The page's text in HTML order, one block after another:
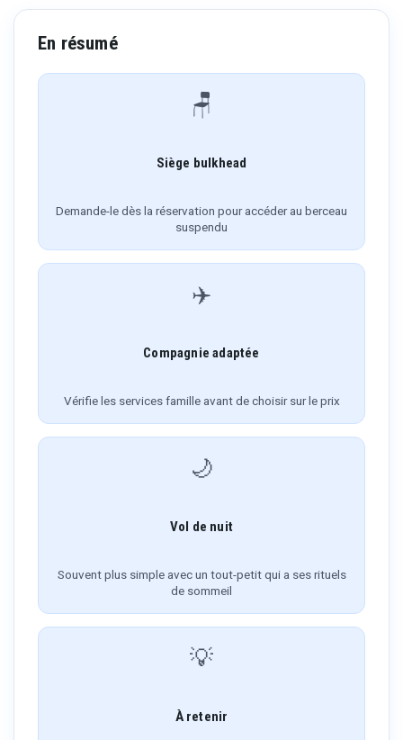
En résumé
🪑
Siège bulkhead
Demande-le dès la réservation pour accéder au berceau
suspendu
✈️
Compagnie adaptée
Vérifie les services famille avant de choisir sur le prix
🌙
Vol de nuit
Souvent plus simple avec un tout-petit qui a ses rituels
de sommeil
💡
À retenir